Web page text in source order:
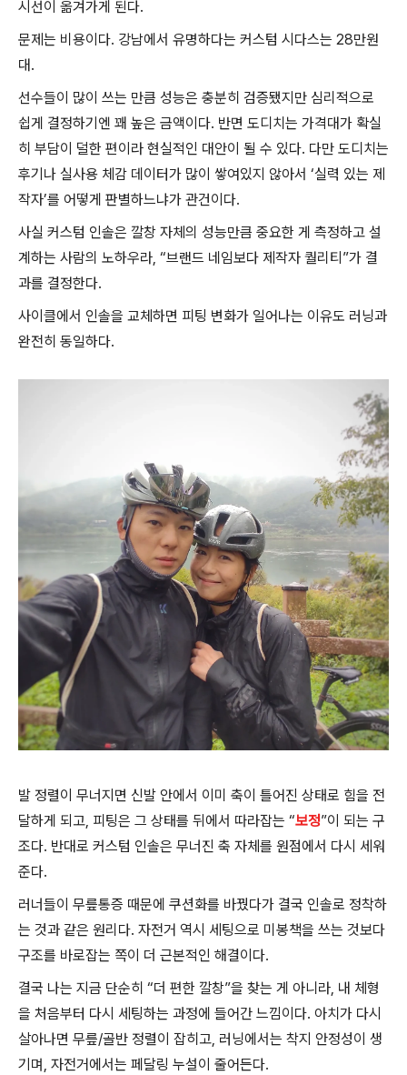
시선이 옮겨가게 된다.
문제는 비용이다. 강남에서 유명하다는 커스텀 시다스는 28만원
대.
선수들이 많이 쓰는 만큼 성능은 충분히 검증됐지만 심리적으로
쉽게 결정하기엔 꽤 높은 금액이다. 반면 도디치는 가격대가 확실
히 부담이 덜한 편이라 현실적인 대안이 될 수 있다. 다만 도디치는
후기나 실사용 체감 데이터가 많이 쌓여있지 않아서 ‘실력 있는 제
작자’를 어떻게 판별하느냐가 관건이다.
사실 커스텀 인솔은 깔창 자체의 성능만큼 중요한 게 측정하고 설
계하는 사람의 노하우라, “브랜드 네임보다 제작자 퀄리티”가 결
과를 결정한다.
사이클에서 인솔을 교체하면 피팅 변화가 일어나는 이유도 러닝과
완전히 동일하다.
발 정렬이 무너지면 신발 안에서 이미 축이 틀어진 상태로 힘을 전
달하게 되고, 피팅은 그 상태를 뒤에서 따라잡는 “보정”이 되는 구
조다. 반대로 커스텀 인솔은 무너진 축 자체를 원점에서 다시 세워
준다.
러너들이 무릎통증 때문에 쿠션화를 바꿨다가 결국 인솔로 정착하
는 것과 같은 원리다. 자전거 역시 세팅으로 미봉책을 쓰는 것보다
구조를 바로잡는 쪽이 더 근본적인 해결이다.
결국 나는 지금 단순히 “더 편한 깔창”을 찾는 게 아니라, 내 체형
을 처음부터 다시 세팅하는 과정에 들어간 느낌이다. 아치가 다시
살아나면 무릎/골반 정렬이 잡히고, 러닝에서는 착지 안정성이 생
기며, 자전거에서는 페달링 누설이 줄어든다.